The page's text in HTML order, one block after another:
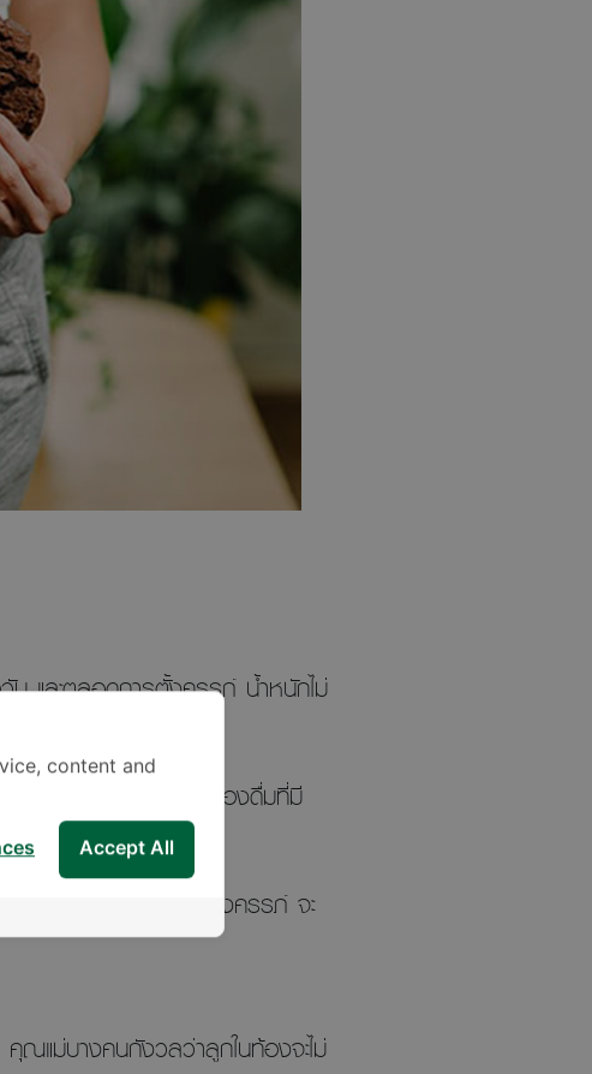
และตลอดการตั้งครรภ์ น้ำหนักไม่
สหวาน ขนมจุกจิก เครื่องดื่มที่มี
วนการอดอาหารขณะตั้งครรภ์ จะ
ณแม่บางคนกังวลว่าลูกในท้องจะไม่
content and
Accept All